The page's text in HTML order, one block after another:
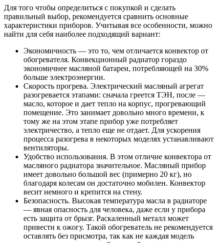
Для того чтобы определиться с покупкой и сделать
правильный выбор, рекомендуется сравнить основные
характеристики приборов. Учитывая все особенности, можно
найти для себя наиболее подходящий вариант:
Экономичность — это то, чем отличается конвектор от
обогревателя. Конвекционный радиатор гораздо
экономичнее масляной батареи, потребляющей на 30%
больше электроэнергии.
Скорость прогрева. Электрический масляный агрегат
разогревается этапами: сначала греется ТЭН, после —
масло, которое и дает тепло на корпус, прогревающий
помещение. Это занимает довольно много времени, к
тому же на этом этапе прибор уже потребляет
электричество, а тепло еще не отдает. Для ускорения
процесса разогрева в некоторых моделях устанавливают
вентиляторы.
Удобство использования. В этом отличие конвектора от
масляного радиатора значительное. Масляный прибор
имеет довольно большой вес (примерно 20 кг), но
благодаря колесам он достаточно мобилен. Конвектор
весит немного и крепится на стену.
Безопасность. Высокая температура масла в радиаторе
— явная опасность для человека, даже если у прибора
есть защита от брызг. Раскаленный металл может
привести к ожогу. Такой обогреватель не рекомендуется
оставлять без присмотра, так как не каждая модель